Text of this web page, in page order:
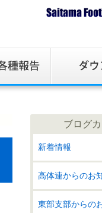
ブログ
新着情報
高体連からのお
東部支部からの